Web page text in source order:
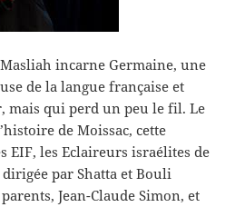
incarne Germaine, une
de la langue française et
mais qui perd un peu le fil. Le
de Moissac, cette
EIF, les Eclaireurs israélites de
par Shatta et Bouli
Jean-Claude Simon, et